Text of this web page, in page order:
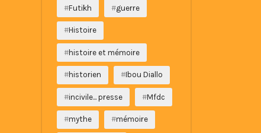
Futikh guerre
Histoire
histoire et mémoire
historien Ibou Diallo
incivile... presse Mfdc
mythe mémoire